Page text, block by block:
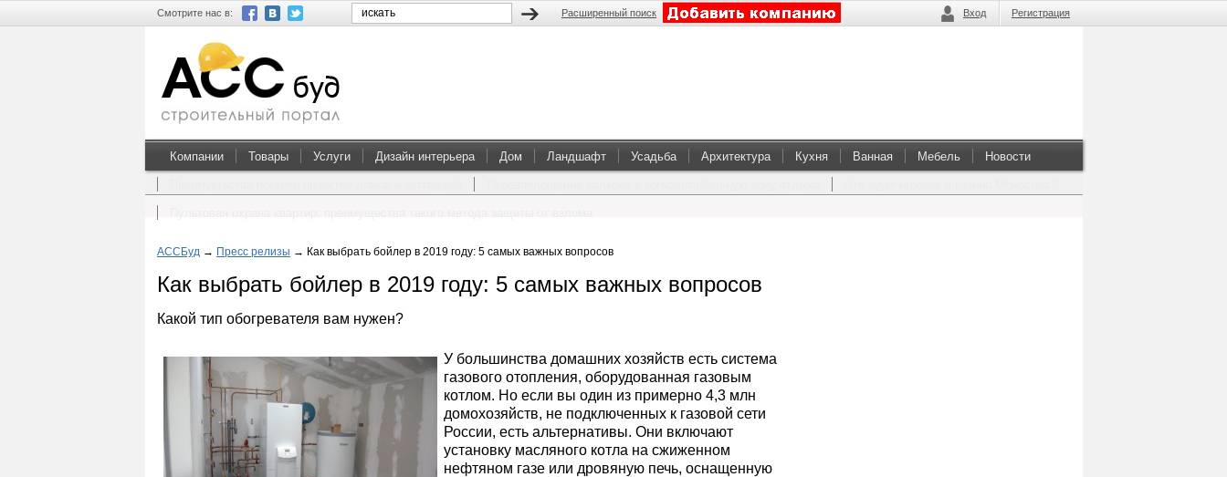
Смотрите нас в: Расширенный поиск Вход Регистрация
Компании Товары Услуги Дизайн интерьера Дом Ландшафт Усадьба Архитектура Кухня Ванная Мебель Новости
АССБуд → Пресс релизы → Как выбрать бойлер в 2019 году: 5 самых важных вопросов
Как выбрать бойлер в 2019 году: 5 самых важных вопросов
Какой тип обогревателя вам нужен?
У большинства домашних хозяйств есть система
газового отопления, оборудованная газовым
котлом. Но если вы один из примерно 4,3 млн
домохозяйств, не подключенных к газовой сети
России, есть альтернативы. Они включают
установку масляного котла на сжиженном
нефтяном газе или дровяную печь, оснащенную